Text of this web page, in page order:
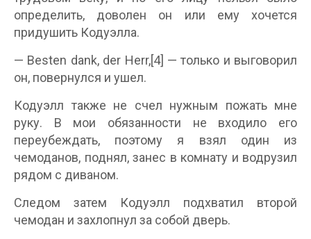
определить, доволен он или ему хочется
придушить Кодуэлла.
— Besten dank, der Herr,[4] — только и выговорил
он, повернулся и ушел.
Кодуэлл также не счел нужным пожать мне
руку. В мои обязанности не входило его
переубеждать, поэтому я взял один из
чемоданов, поднял, занес в комнату и водрузил
рядом с диваном.
Следом затем Кодуэлл подхватил второй
чемодан и захлопнул за собой дверь.